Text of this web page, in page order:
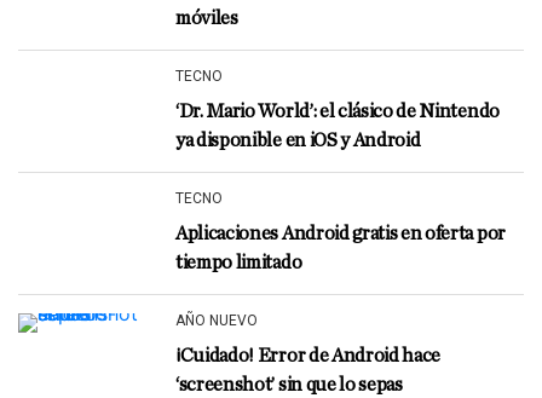
móviles
TECNO
‘Dr. Mario World’: el clásico de Nintendo
ya disponible en iOS y Android
TECNO
Aplicaciones Android gratis en oferta por
tiempo limitado
AÑO NUEVO
¡Cuidado! Error de Android hace
‘screenshot’ sin que lo sepas